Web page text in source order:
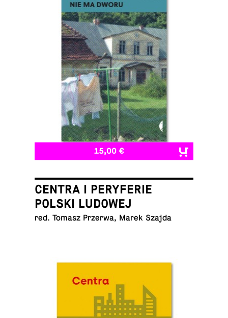
15,00 €
CENTRA I PERYFERIE
POLSKI LUDOWEJ
red. Tomasz Przerwa, Marek Szajda